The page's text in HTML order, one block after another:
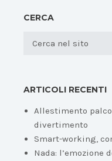
CERCA
ARTICOLI RECENTI
Allestimento
divertimento
Smart-working,
Nada: l’emozione